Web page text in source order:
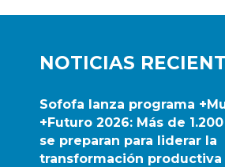
NOTICIAS
Sofofa lanza programa
+Futuro 2026: Más de
se preparan para liderar la
transformación productiva